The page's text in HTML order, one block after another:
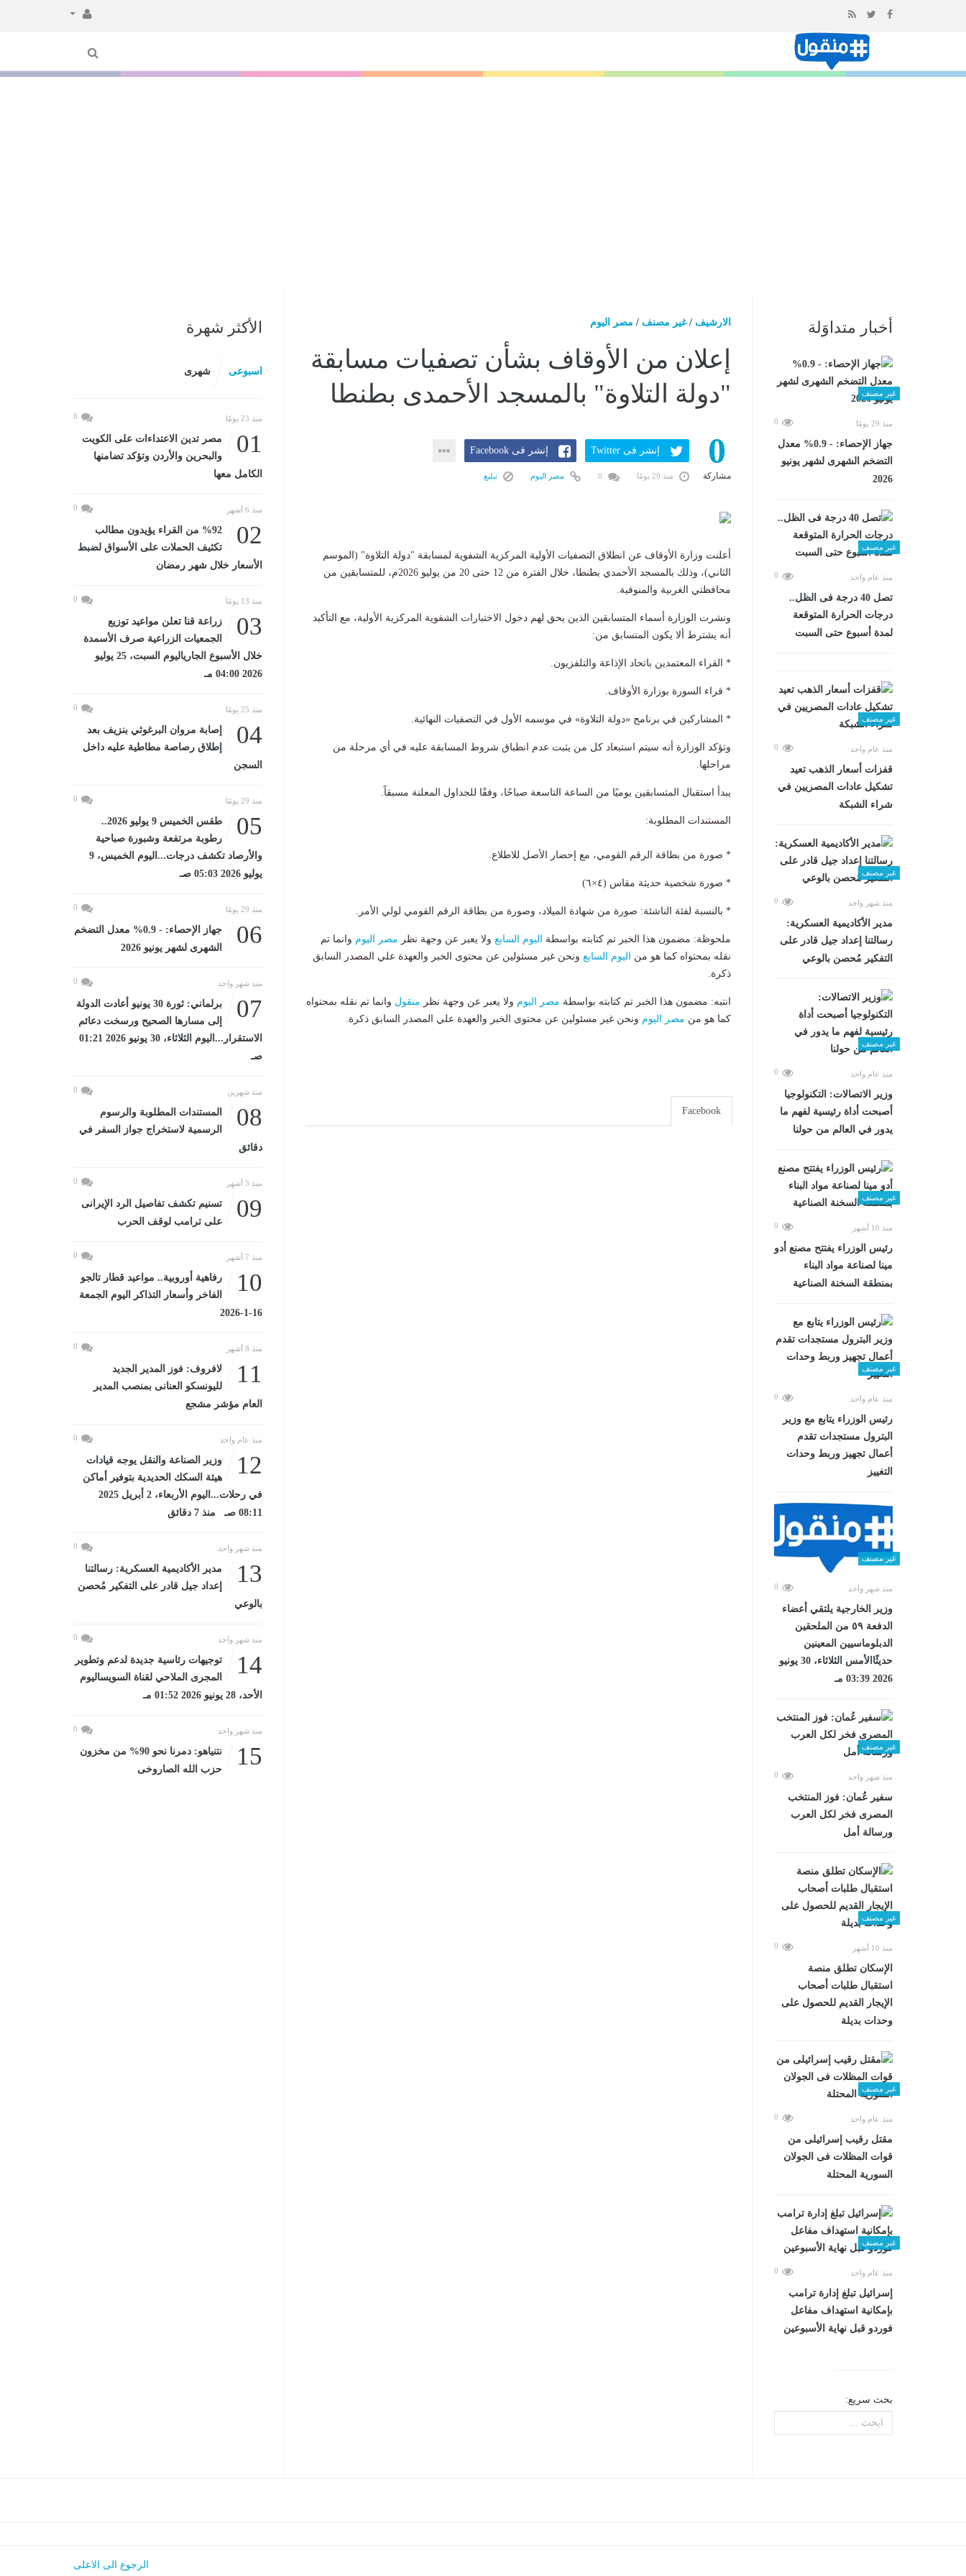
المحتوى
أخبار متداوَلة
غير مصنف
منذ 29 يومًا 0
جهاز الإحصاء: - 0.9% معدل
التضخم الشهرى لشهر يونيو
2026
غير مصنف
منذ عام واحد 0
تصل 40 درجة فى الظل..
درجات الحرارة المتوقعة
لمدة أسبوع حتى السبت
غير مصنف
منذ عام واحد 0
قفزات أسعار الذهب تعيد
تشكيل عادات المصريين في
شراء الشبكة
غير مصنف
منذ شهر واحد 0
مدير الأكاديمية العسكرية:
رسالتنا إعداد جيل قادر على
التفكير مُحصن بالوعي
غير مصنف
منذ عام واحد 0
وزير الاتصالات: التكنولوجيا
أصبحت أداة رئيسية لفهم ما
يدور في العالم من حولنا
غير مصنف
منذ 10 أشهر 0
رئيس الوزراء يفتتح مصنع أدو
مينا لصناعة مواد البناء
بمنطقة السخنة الصناعية
غير مصنف
منذ عام واحد 0
رئيس الوزراء يتابع مع وزير
البترول مستجدات تقدم
أعمال تجهيز وربط وحدات
التغييز
غير مصنف
منذ شهر واحد 0
وزير الخارجية يلتقي أعضاء
الدفعة ٥٩ من الملحقين
الدبلوماسيين المعينين
حديثًاالأمس الثلاثاء، 30 يونيو
2026 03:39 مـ
غير مصنف
منذ شهر واحد 0
سفير عُمان: فوز المنتخب
المصرى فخر لكل العرب
ورسالة أمل
غير مصنف
منذ 10 أشهر 0
الإسكان تطلق منصة
استقبال طلبات أصحاب
الإيجار القديم للحصول على
وحدات بديلة
غير مصنف
منذ عام واحد 0
مقتل رقيب إسرائيلى من
قوات المظلات فى الجولان
السورية المحتلة
غير مصنف
منذ عام واحد 0
إسرائيل تبلغ إدارة ترامب
بإمكانية استهداف مفاعل
فوردو قبل نهاية الأسبوعين
بحث سريع:
الارشيف /غير مصنف / مصر اليوم
إعلان من الأوقاف بشأن تصفيات مسابقة
"دولة التلاوة" بالمسجد الأحمدى بطنطا
0
مشاركة
إنشر فى Twitter إنشر فى Facebook
منذ 29 يومًا مصر اليوم تبليغ
أعلنت وزارة الأوقاف عن انطلاق التصفيات الأولية المركزية الشفوية لمسابقة "دولة التلاوة" (الموسم
الثاني)، وذلك بالمسجد الأحمدي بطنطا، خلال الفترة من 12 حتى 20 من يوليو 2026م، للمتسابقين من
محافظتي الغربية والمنوفية.
ونشرت الوزارة أسماء المتسابقين الذين يحق لهم دخول الاختبارات الشفوية المركزية الأولية، مع التأكيد
أنه يشترط ألا يكون المتسابق من:
* القراء المعتمدين باتحاد الإذاعة والتلفزيون.
* قراء السورة بوزارة الأوقاف.
* المشاركين في برنامج «دولة التلاوة» في موسمه الأول في التصفيات النهائية.
وتؤكد الوزارة أنه سيتم استبعاد كل من يثبت عدم انطباق شروط المسابقة عليه في أي مرحلة من
مراحلها.
يبدأ استقبال المتسابقين يوميًا من الساعة التاسعة صباحًا، وفقًا للجداول المعلنة مسبقاً.
المستندات المطلوبة:
* صورة من بطاقة الرقم القومي، مع إحضار الأصل للاطلاع.
* صورة شخصية حديثة مقاس (٤×٦)
* بالنسبة لفئة الناشئة: صورة من شهادة الميلاد، وصورة من بطاقة الرقم القومي لولي الأمر.
ملحوظة: مضمون هذا الخبر تم كتابته بواسطة اليوم السابع ولا يعبر عن وجهة نظر مصر اليوم وانما تم
نقله بمحتواه كما هو من
اليوم السابع ونحن غير مسئولين عن محتوى الخبر والعهدة علي المصدر السابق
ذكرة.
انتبه: مضمون هذا الخبر تم كتابته بواسطة مصر اليوم ولا يعبر عن وجهة نظر منقول وانما تم نقله بمحتواه
كما هو من مصر اليوم ونحن غير مسئولين عن محتوى الخبر والعهدة علي المصدر السابق ذكرة.
Facebook
الأكثر شهرة
اسبوعى شهرى
منذ 23 يومًا 0
01
مصر تدين الاعتداءات على الكويت
والبحرين والأردن وتؤكد تضامنها
الكامل معها
منذ 6 أشهر 0
02
%92 من القراء يؤيدون مطالب
تكثيف الحملات على الأسواق لضبط
الأسعار خلال شهر رمضان
منذ 13 يومًا 0
03
زراعة قنا تعلن مواعيد توزيع
الجمعيات الزراعية صرف الأسمدة
خلال الأسبوع الجارياليوم السبت، 25 يوليو
2026 04:00 مـ
منذ 25 يومًا 0
04
إصابة مروان البرغوثي بنزيف بعد
إطلاق رصاصة مطاطية عليه داخل
السجن
منذ 29 يومًا 0
05
طقس الخميس 9 يوليو 2026..
رطوبة مرتفعة وشبورة صباحية
والأرصاد تكشف درجات...اليوم الخميس، 9
يوليو 2026 05:03 صـ
منذ 29 يومًا 0
06
جهاز الإحصاء: - 0.9% معدل التضخم
الشهرى لشهر يونيو 2026
منذ شهر واحد 0
07
برلماني: ثورة 30 يونيو أعادت الدولة
إلى مسارها الصحيح ورسخت دعائم
الاستقرار...اليوم الثلاثاء، 30 يونيو 2026 01:21
صـ
منذ شهرين 0
08
المستندات المطلوبة والرسوم
الرسمية لاستخراج جواز السفر في
دقائق
منذ 3 أشهر 0
09
تسنيم تكشف تفاصيل الرد الإيرانى
على ترامب لوقف الحرب
منذ 7 أشهر 0
10
رفاهية أوروبية.. مواعيد قطار تالجو
الفاخر وأسعار التذاكر اليوم الجمعة
16-1-2026
منذ 8 أشهر 0
11
لافروف: فوز المدير الجديد
لليونسكو العنانى بمنصب المدير
العام مؤشر مشجع
منذ عام واحد 0
12
وزير الصناعة والنقل يوجه قيادات
هيئة السكك الحديدية بتوفير أماكن
في رحلات...اليوم الأربعاء، 2 أبريل 2025
08:11 صـ منذ 7 دقائق
منذ شهر واحد 0
13
مدير الأكاديمية العسكرية: رسالتنا
إعداد جيل قادر على التفكير مُحصن
بالوعي
منذ شهر واحد 0
14
توجيهات رئاسية جديدة لدعم وتطوير
المجرى الملاحي لقناة السويساليوم
الأحد، 28 يونيو 2026 01:52 مـ
منذ شهر واحد 0
15
نتنياهو: دمرنا نحو 90% من مخزون
حزب الله الصاروخى
الرجوع الى الاعلى